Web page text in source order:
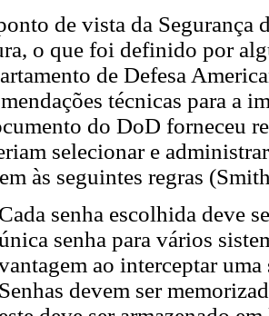
de vista da Segurança
o que foi definido por
de Defesa
técnicas para a
do DoD forneceu
selecionar e
às seguintes regras
Cada senha escolhida deve
senha para vários
ao interceptar uma
Senhas devem ser